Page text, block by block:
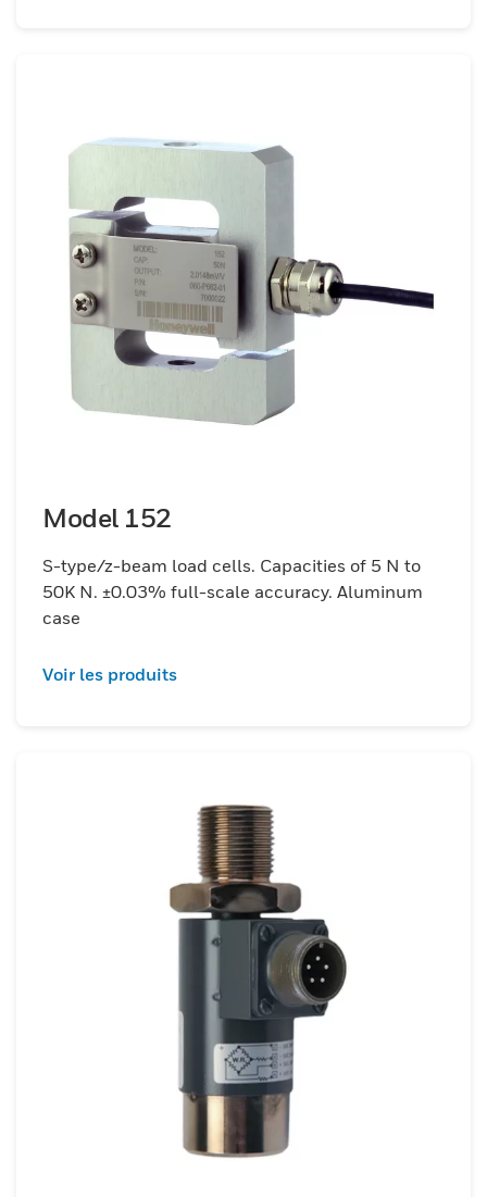
Model 152
S-type/z-beam load cells. Capacities of 5 N to
50K N. ±0.03% full-scale accuracy. Aluminum
case
Voir les produits